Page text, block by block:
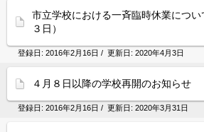
市立学校における一斉臨時休業につい
３日）
登録日: 2016年2月16日 / 更新日: 2020年4月3日
４月８日以降の学校再開のお知らせ
登録日: 2016年2月16日 / 更新日: 2020年3月31日